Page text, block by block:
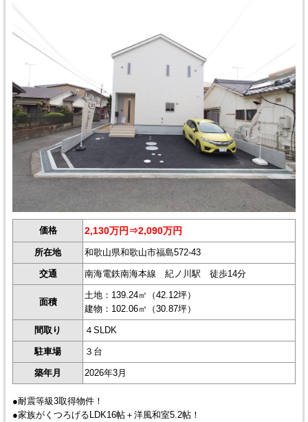
価格 2,130万円⇒2,090万円
所在地 和歌山県和歌山市福島572-43
交通 南海電鉄南海本線 紀ノ川駅 徒歩14分
面積
土地：139.24㎡（42.12坪）
建物：102.06㎡（30.87坪）
間取り ４SLDK
駐車場 ３台
築年月 2026年3月
●耐震等級3取得物件！
●家族がくつろげるLDK16帖＋洋風和室5.2帖！